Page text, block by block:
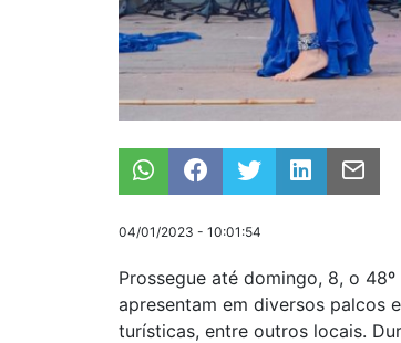
04/01/2023 - 10:01:54
Prossegue até domingo, 8, o
apresentam em diversos palcos
turísticas, entre outros locais.